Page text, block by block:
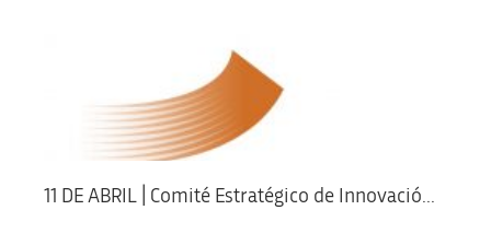
11 DE ABRIL | Comité Estratégico de Innovació...